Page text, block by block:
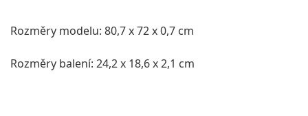
Rozměry modelu: 80,7 x 72 x 0,7 cm
Rozměry balení: 24,2 x 18,6 x 2,1 cm